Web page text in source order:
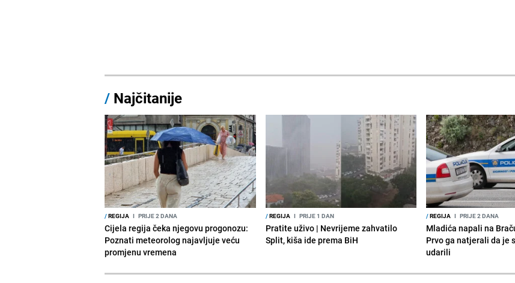
/ Najčitanije
/REGIJA I PRIJE 2 DANA
Cijela regija čeka njegovu progonozu:
Poznati meteorolog najavljuje veću
promjenu vremena
/REGIJA I PRIJE 1 DAN
Pratite uživo | Nevrijeme zahvatilo
Split, kiša ide prema BiH
/REGIJA I PRIJE 2 DANA
Mladića napali na
Prvo ga natjerali da je
udarili